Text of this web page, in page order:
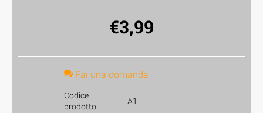
€3,99
Fai una domanda
Codice
prodotto:
A1